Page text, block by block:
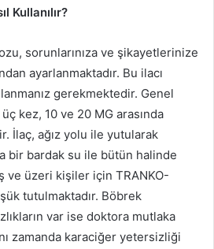
Kullanılır?
sorunlarınıza ve şikayetlerinize
ayarlanmaktadır. Bu ilacı
gerekmektedir. Genel
kez, 10 ve 20 MG arasında
İlaç, ağız yolu ile yutularak
bir bardak su ile bütün halinde
ve üzeri kişiler için TRANKO-
tutulmaktadır. Böbrek
var ise doktora mutlaka
zamanda karaciğer yetersizliği